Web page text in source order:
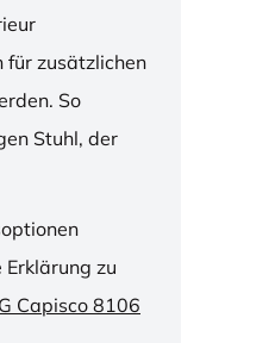
für zusätzlichen
So
Stuhl, der
Erklärung zu
Capisco 8106